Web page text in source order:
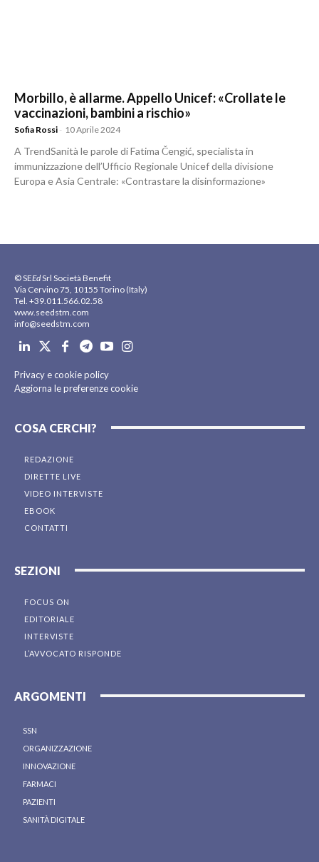
Morbillo, è allarme. Appello Unicef: «Crollate le
vaccinazioni, bambini a rischio»
Sofia Rossi - 10 Aprile 2024
A TrendSanità le parole di Fatima Čengić, specialista in
immunizzazione dell’Ufficio Regionale Unicef della divisione
Europa e Asia Centrale: «Contrastare la disinformazione»
© SEEdSrl Società Benefit
Via Cervino 75, 10155 Torino (Italy)
Tel. +39.011.566.02.58
www.seedstm.com
info@seedstm.com
Privacy e cookie policy
Aggiorna le preferenze cookie
COSA CERCHI?
REDAZIONE
DIRETTE LIVE
VIDEO INTERVISTE
EBOOK
CONTATTI
SEZIONI
FOCUS ON
EDITORIALE
INTERVISTE
L’AVVOCATO RISPONDE
ARGOMENTI
SSN
ORGANIZZAZIONE
INNOVAZIONE
FARMACI
PAZIENTI
SANITÀ DIGITALE